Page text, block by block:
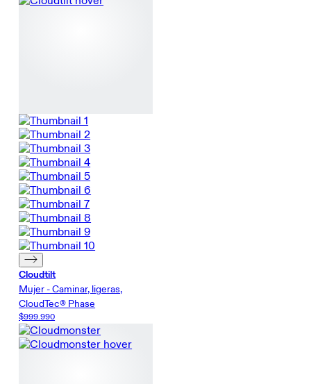
Cloudtilt
Mujer - Caminar, ligeras,
CloudTec® Phase
$999.990